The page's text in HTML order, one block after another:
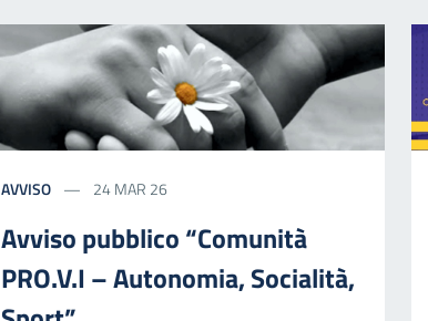
AVVISO 24 MAR 26
Avviso pubblico “Comunità
PRO.V.I – Autonomia, Socialità,